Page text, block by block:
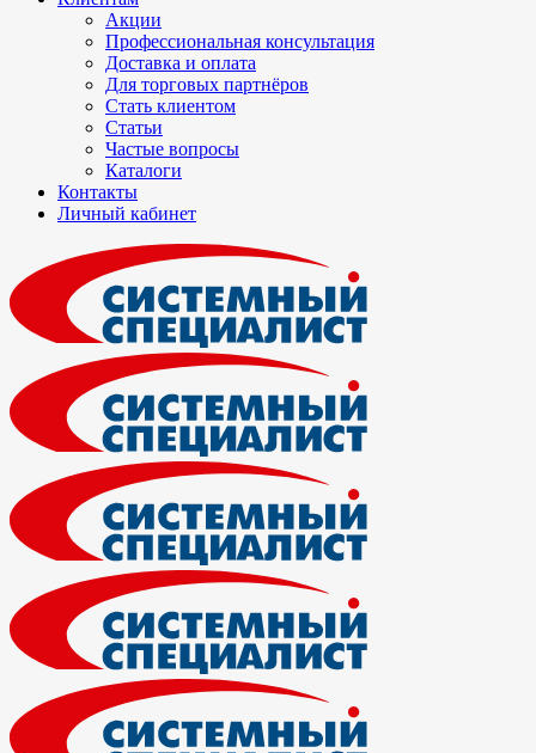
Акции
Профессиональная консультация
Доставка и оплата
Для торговых партнёров
Стать клиентом
Статьи
Частые вопросы
Каталоги
Контакты
Личный кабинет